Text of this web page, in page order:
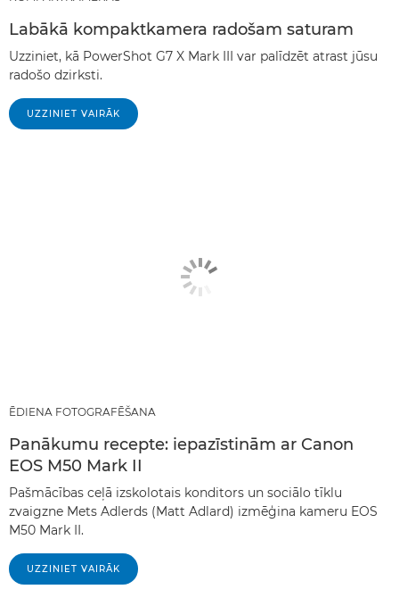
Labākā kompaktkamera radošam saturam
Uzziniet, kā PowerShot G7 X Mark III var palīdzēt atrast jūsu
radošo dzirksti.
UZZINIET VAIRĀK
ĒDIENA FOTOGRAFĒŠANA
Panākumu recepte: iepazīstinām ar Canon
EOS M50 Mark II
Pašmācības ceļā izskolotais konditors un sociālo tīklu
zvaigzne Mets Adlerds (Matt Adlard) izmēģina kameru EOS
M50 Mark II.
UZZINIET VAIRĀK